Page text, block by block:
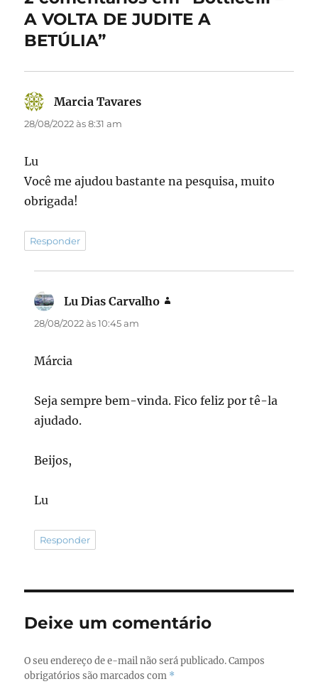
k
A VOLTA DE JUDITE A
BETÚLIA”
Marcia Tavares
28/08/2022 às 8:31 am
Lu
Você me ajudou bastante na pesquisa, muito
obrigada!
Responder
Lu Dias Carvalho
28/08/2022 às 10:45 am
Márcia
Seja sempre bem-vinda. Fico feliz por tê-la
ajudado.
Beijos,
Lu
Responder
Deixe um comentário
O seu endereço de e-mail não será publicado. Campos
obrigatórios são marcados com *